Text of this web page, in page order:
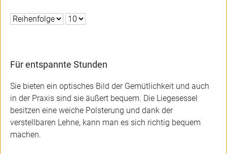
Für entspannte Stunden
Sie bieten ein optisches Bild der Gemütlichkeit und auch
in der Praxis sind sie äußert bequem. Die Liegesessel
besitzen eine weiche Polsterung und dank der
verstellbaren Lehne, kann man es sich richtig bequem
machen.